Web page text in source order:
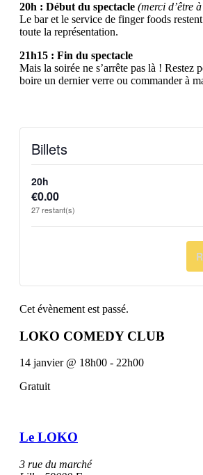
20h : Début du spectacle (merci d’être
Le bar et le service de finger foods
toute la représentation.
21h15 : Fin du spectacle
Mais la soirée ne s’arrête pas là ! Restez
boire un dernier verre ou commander à
Billets
20h
€0.00
27restant(s)
Cet évènement est passé.
LOKO COMEDY CLUB
14 janvier @ 18h00 - 22h00
Gratuit
Le LOKO
3 rue du marché